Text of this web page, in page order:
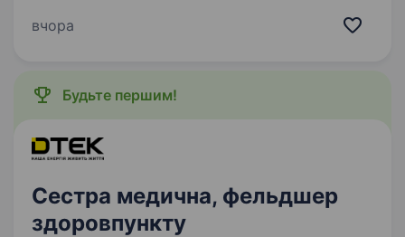
бореться за мир і безпеку України. Наше
вчора
Будьте першим!
Сестра медична, фельдшер
здоровпункту